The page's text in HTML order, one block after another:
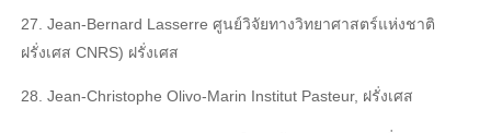
27. Jean-Bernard Lasserre ศูนย์วิจัยทางวิทยาศาสตร์แห่งชาติ
ฝรั่งเศส CNRS) ฝรั่งเศส
28. Jean-Christophe Olivo-Marin Institut Pasteur, ฝรั่งเศส